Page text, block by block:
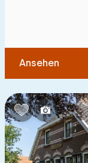
Ansehen